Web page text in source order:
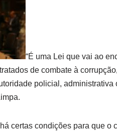
“É uma Lei que vai ao
de combate à
policial,
certas condições para que o